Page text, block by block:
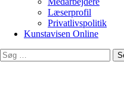
Læserprofil
Privatlivspolitik
Kunstavisen Online
Search
for: